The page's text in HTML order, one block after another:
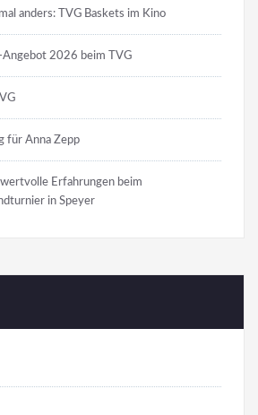
anders: TVG Baskets im Kino
Angebot 2026 beim TVG
für Anna Zepp
Erfahrungen beim
in Speyer